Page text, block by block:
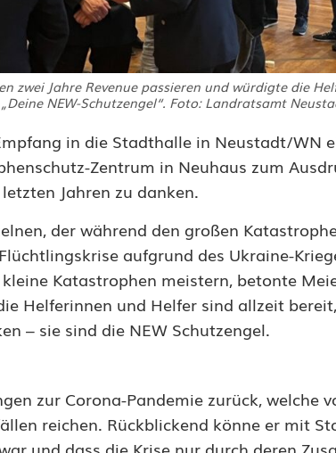
zwei Jahre Revenue passieren und würdigte die
NEW-Schutzengel“. Foto: Landratsamt
in die Stadthalle in Neustadt/WN
Zentrum in Neuhaus zum
Jahren zu danken.
der während den großen
aufgrund des Ukraine-
Katastrophen meistern, betonte
Helferinnen und Helfer sind allzeit
– sie sind die NEW Schutzengel.
zur Corona-Pandemie zurück, welche
reichen. Rückblickend könne er mit
und dass die Krise nur durch deren